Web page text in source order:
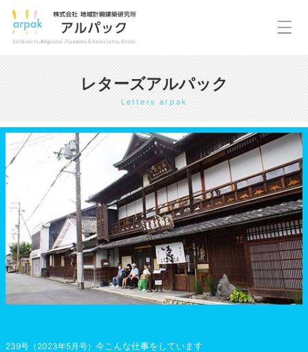
レターズアルパック
Letters arpak
239号（2023年5月号） 今こんな仕事をしています